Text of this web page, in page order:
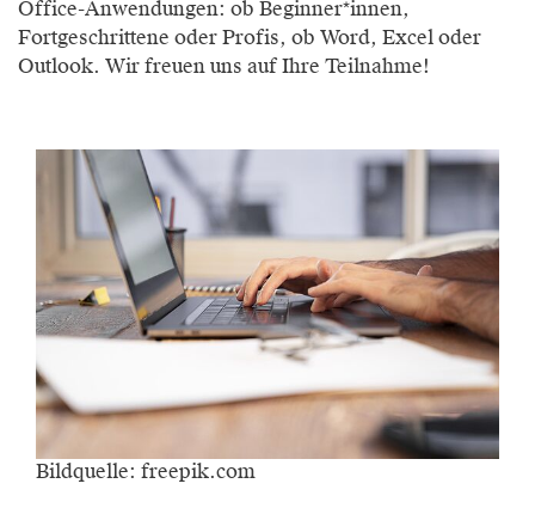
Office-Anwendungen: ob Beginner*innen,
Fortgeschrittene oder Profis, ob Word, Excel oder
Outlook. Wir freuen uns auf Ihre Teilnahme!
Bildquelle: freepik.com